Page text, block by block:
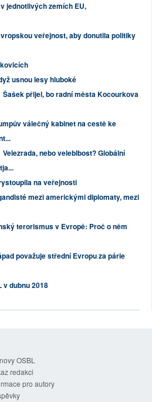
jednotlivých zemích EU,
veřejnost, aby donutila politiky
usnou lesy hluboké
Šašek přijel, bo radní města Kocourkova
válečný kabinet na cestě ke
Velezrada, nebo veleblbost? Globální
na veřejnosti
mezi americkými diplomaty, mezi
terorismus v Evropě: Proč o něm
považuje střední Evropu za párie
v dubnu 2018
OSBL
redakci
pro autory